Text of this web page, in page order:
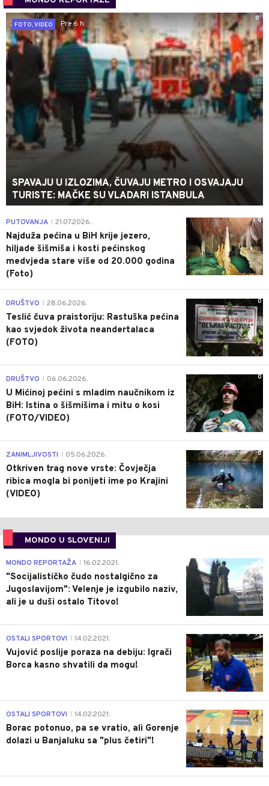
0
FOTO, VIDEO
Pre 6 h
SPAVAJU U IZLOZIMA, ČUVAJU METRO I OSVAJAJU
TURISTE: MAČKE SU VLADARI ISTANBULA
0
PUTOVANJA 21.07.2026.
Najduža pećina u BiH krije jezero,
hiljade šišmiša i kosti pećinskog
medvjeda stare više od 20.000 godina
(Foto)
0
DRUŠTVO 28.06.2026.
Teslić čuva praistoriju: Rastuška pećina
kao svjedok života neandertalaca
(FOTO)
0
DRUŠTVO 06.06.2026.
U Mićinoj pećini s mladim naučnikom iz
BiH: Istina o šišmišima i mitu o kosi
(FOTO/VIDEO)
0
ZANIMLJIVOSTI 05.06.2026.
Otkriven trag nove vrste: Čovječja
ribica mogla bi ponijeti ime po Krajini
(VIDEO)
MONDO U SLOVENIJI
4
MONDO REPORTAŽA 16.02.2021.
"Socijalističko čudo nostalgično za
Jugoslavijom": Velenje je izgubilo naziv,
ali je u duši ostalo Titovo!
1
OSTALI SPORTOVI 14.02.2021.
Vujović poslije poraza na debiju: Igrači
Borca kasno shvatili da mogu!
3
OSTALI SPORTOVI 14.02.2021.
Borac potonuo, pa se vratio, ali Gorenje
dolazi u Banjaluku sa "plus četiri"!